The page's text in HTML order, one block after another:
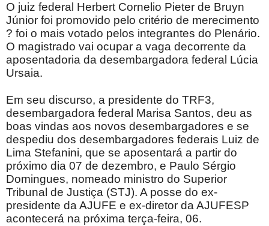
O juiz federal Herbert Cornelio Pieter de Bruyn
Júnior foi promovido pelo critério de merecimento
? foi o mais votado pelos integrantes do Plenário.
O magistrado vai ocupar a vaga decorrente da
aposentadoria da desembargadora federal Lúcia
Ursaia.
Em seu discurso, a presidente do TRF3,
desembargadora federal Marisa Santos, deu as
boas vindas aos novos desembargadores e se
despediu dos desembargadores federais Luiz de
Lima Stefanini, que se aposentará a partir do
próximo dia 07 de dezembro, e Paulo Sérgio
Domingues, nomeado ministro do Superior
Tribunal de Justiça (STJ). A posse do ex-
presidente da AJUFE e ex-diretor da AJUFESP
acontecerá na próxima terça-feira, 06.